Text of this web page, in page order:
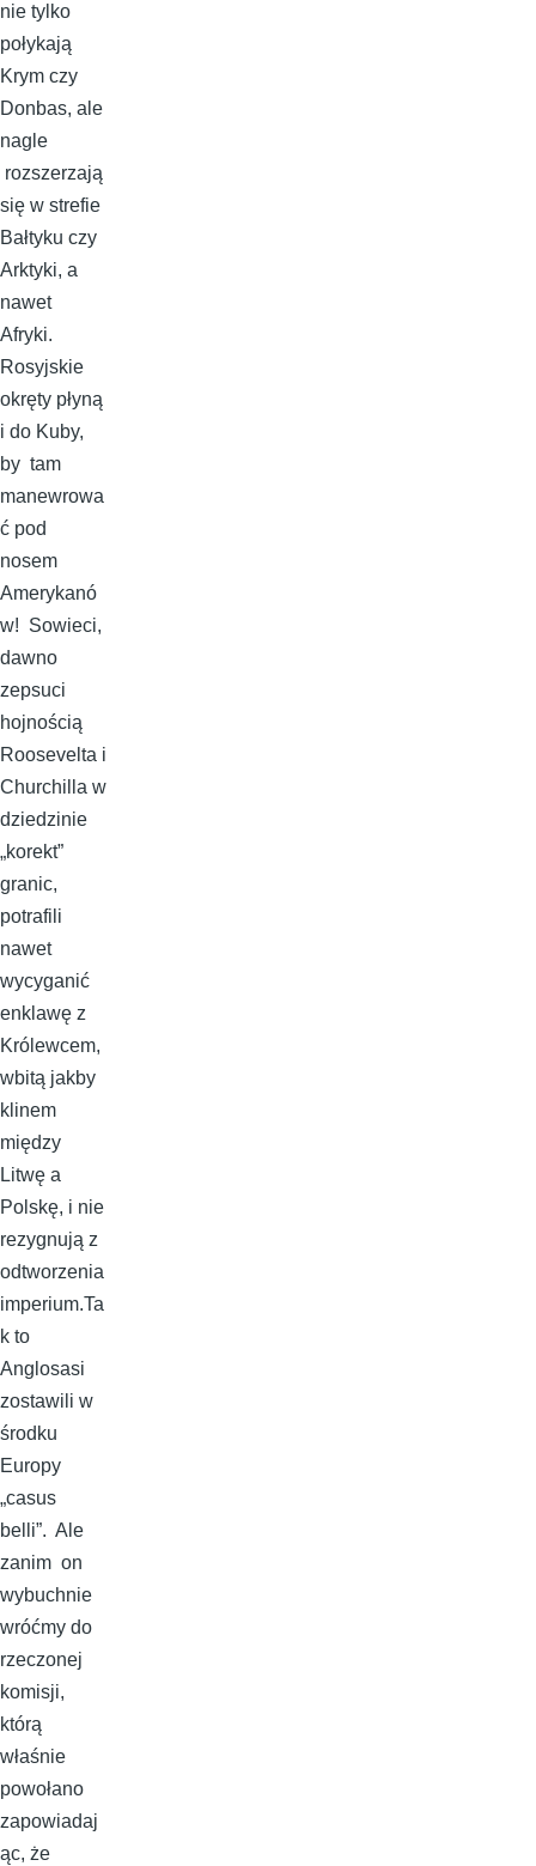
nie tylko
połykają
Krym czy
Donbas, ale
nagle
rozszerzają
się w strefie
Bałtyku czy
Arktyki, a
nawet
Afryki.
Rosyjskie
okręty płyną
i do Kuby,
by tam
manewrowa
ć pod
nosem
Amerykanó
w! Sowieci,
dawno
zepsuci
hojnością
Roosevelta i
Churchilla w
dziedzinie
„korekt”
granic,
potrafili
nawet
wycyganić
enklawę z
Królewcem,
wbitą jakby
klinem
między
Litwę a
Polskę, i nie
rezygnują z
odtworzenia
imperium.Ta
k to
Anglosasi
zostawili w
środku
Europy
„casus
belli”. Ale
zanim on
wybuchnie
wróćmy do
rzeczonej
komisji,
którą
właśnie
powołano
zapowiadaj
ąc, że